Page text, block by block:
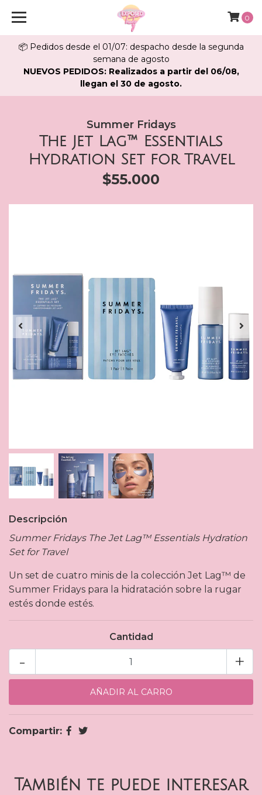
📦 Pedidos desde el 01/07: despacho desde la segunda
semana de agosto
NUEVOS PEDIDOS: Realizados a partir del 06/08,
llegan el 30 de agosto.
0
Summer Fridays
The Jet Lag™ Essentials
Hydration Set for Travel
$55.000
Descripción
Summer Fridays The Jet Lag™ Essentials Hydration
Set for Travel
Un set de cuatro minis de la colección Jet Lag™ de
Summer Fridays para la hidratación sobre la rugar
estés donde estés.
Cantidad
+
-
Compartir:
También te puede interesar